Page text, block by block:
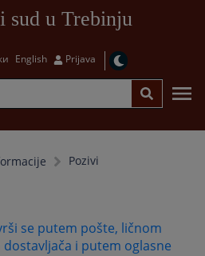
sud u Trebinju
English Prijava
Pozivi
se putem pošte, ličnom
i putem oglasne